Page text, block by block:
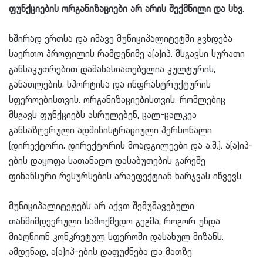
ფუნქციების ორგანიზაციები არ არის შექმნილი და სხვ.
ხშირად ერთსა და იმავე მუნიციპალიტეტში გვხდება
საერთო პროფილის რამდენიმე ა(ა)იპ. მსგავსი სურათი
განსაკუთრებით დამახასიათებელია კულტურის,
განათლების, სპორტისა და ინფრასტრუქტურის
სფეროებისთვის. ორგანიზაციებისთვის, რომლებიც
მსგავს ფუნქციებს ასრულებენ, ცალ-ცალკეა
განსაზღვრული ადმინისტრაციული პერსონალი
(დირექტორი, დირექტორის მოადგილეები და ა.შ.). ა(ა)იპ-
ების დაყოფა სათანადო დასაბუთების გარეშე
ფინანსური რესურსების არაეფექტიან ხარჯვას იწვევს.
მუნიციპალიტეტებს არ აქვთ შემუშავებული
თანმიმდევრული სამოქმედო გეგმა, როგორ უნდა
მიაღწიონ კონკრეტულ სფეროში დასახულ მიზანს.
ამდენად, ა(ა)იპ-ების დაფუძნება და მათზე